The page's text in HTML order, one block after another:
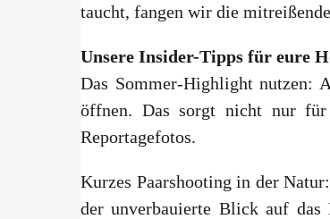
taucht, fangen wir die
Unsere Insider-Tipps für eure
Das Sommer-Highlight nutzen:
öffnen. Das sorgt nicht nur für
Reportagefotos.
Kurzes Paarshooting in der
der unverbauierte Blick auf das